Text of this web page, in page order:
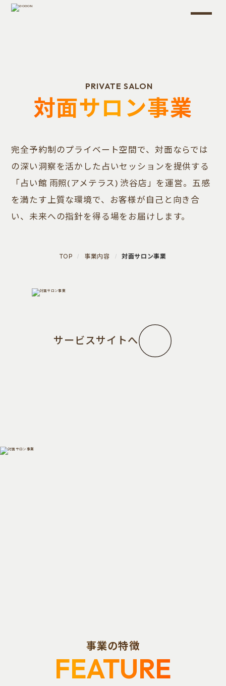
PRIVATE SALON
対面サロン事業
完全予約制のプライベート空間で、対面ならでは
の深い洞察を活かした占いセッションを提供する
「占い館 雨照(アメテラス) 渋谷店」を運営。五感
を満たす上質な環境で、お客様が自己と向き合
い、未来への指針を得る場をお届けします。
TOP 事業内容 対面サロン事業
サービスサイトへ
事業の特徴
FEATURE